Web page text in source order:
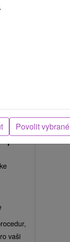
Kč
/noc/osoba
pro
vaši
Povolit vybrané